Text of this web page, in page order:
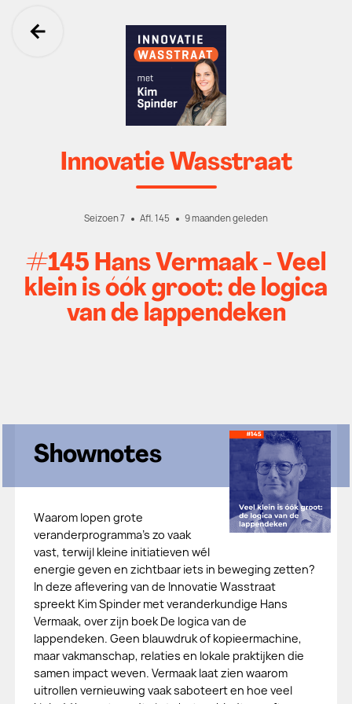
Ga terug
Innovatie Wasstraat
Seizoen 7 Afl. 145 9 maanden geleden
#145 Hans Vermaak - Veel
klein is óók groot: de logica
van de lappendeken
Shownotes
Waarom lopen grote
veranderprogramma's zo vaak
vast, terwijl kleine initiatieven wél
energie geven en zichtbaar iets in beweging zetten?
In deze aflevering van de Innovatie Wasstraat
spreekt Kim Spinder met veranderkundige Hans
Vermaak, over zijn boek De logica van de
lappendeken. Geen blauwdruk of kopieermachine,
maar vakmanschap, relaties en lokale praktijken die
samen impact weven. Vermaak laat zien waarom
uitrollen vernieuwing vaak saboteert en hoe veel